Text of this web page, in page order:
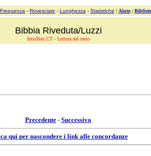
Frequenza - Rovesciate - Lunghezza - Statistiche | Aiuto |
Bibbia Riveduta/Luzzi
IntraText CT - Lettura del testo
Precedente - Successivo
qui per nascondere i link alle concordanze